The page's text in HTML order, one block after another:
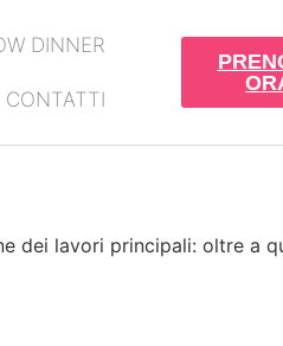
DINNER
CONTATTI
dei lavori principali: oltre a